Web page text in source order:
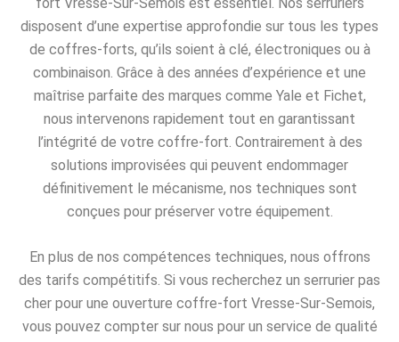
disposent d’une expertise approfondie sur tous les types
de coffres-forts, qu’ils soient à clé, électroniques ou à
combinaison. Grâce à des années d’expérience et une
maîtrise parfaite des marques comme Yale et Fichet,
nous intervenons rapidement tout en garantissant
l’intégrité de votre coffre-fort. Contrairement à des
solutions improvisées qui peuvent endommager
définitivement le mécanisme, nos techniques sont
conçues pour préserver votre équipement.
En plus de nos compétences techniques, nous offrons
des tarifs compétitifs. Si vous recherchez un serrurier pas
cher pour une ouverture coffre-fort Vresse-Sur-Semois,
vous pouvez compter sur nous pour un service de qualité